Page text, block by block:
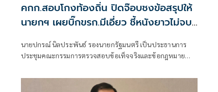
คกก.สอบโกงท้องถิ่น ปิดจ๊อบชงข้อสรุปให้
นายกฯ เผยบิ๊กขรก.มีเอี่ยว ชี้หนังยาวไม่จบ
นายปกรณ์ นิลประพันธ์ รองนายกรัฐมนตรี เป็นประธานการ
ประชุมคณะกรรมการตรวจสอบข้อเท็จจริงและข้อกฎหมาย
พนักงานส่วนท้องถิ่น ปี 2568 ครั้งที่ 4